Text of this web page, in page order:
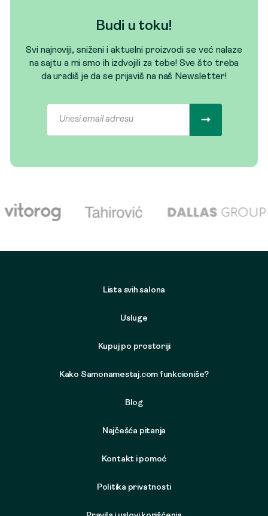
Budi u toku!
Svi najnoviji, sniženi i aktuelni proizvodi se već nalaze
na sajtu a mi smo ih izdvojili za tebe! Sve što treba
da uradiš je da se prijaviš na naš Newsletter!
Lista svih salona
Usluge
Kupuj po prostoriji
Kako Samonamestaj.com funkcioniše?
Blog
Najčešća pitanja
Kontakt i pomoć
Politika privatnosti